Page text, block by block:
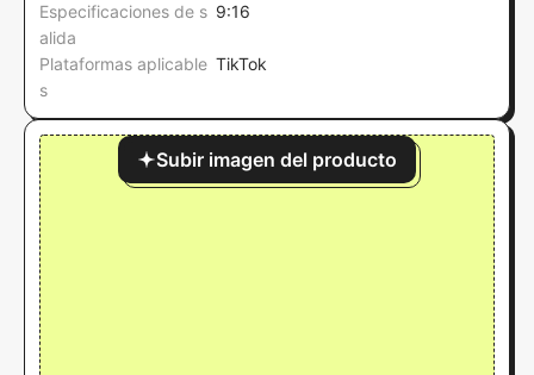
Especificaciones de s
alida
9:16
Plataformas aplicable
s
TikTok
Subir imagen del producto